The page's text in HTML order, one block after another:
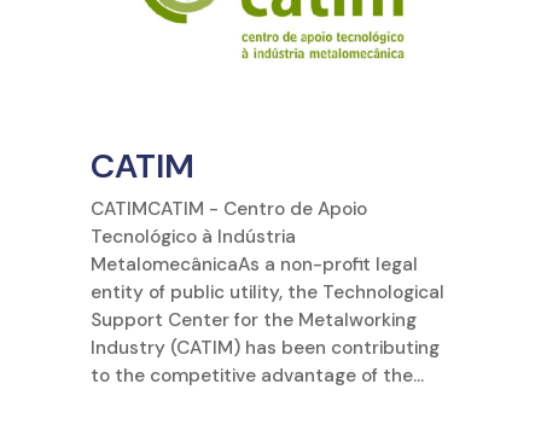
CATIM
CATIMCATIM - Centro de Apoio
Tecnológico à Indústria
MetalomecânicaAs a non-profit legal
entity of public utility, the Technological
Support Center for the Metalworking
Industry (CATIM) has been contributing
to the competitive advantage of the...